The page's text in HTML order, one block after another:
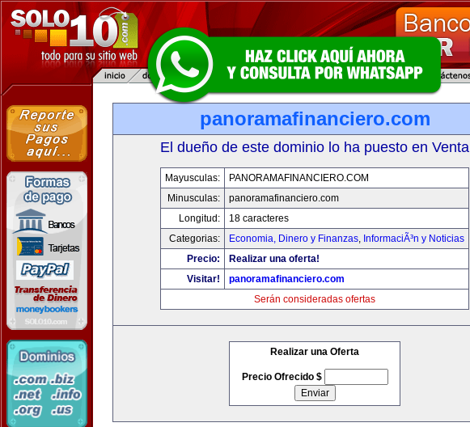
panoramafinanciero.com
El dueño de este dominio lo ha puesto en Venta
Mayusculas:
PANORAMAFINANCIERO.COM
Minusculas:
panoramafinanciero.com
Longitud:
18 caracteres
Categorias:
Economia, Dinero y Finanzas, InformaciÃ³n y Noticias
Precio:
Realizar una oferta!
Visitar!
panoramafinanciero.com
Serán consideradas ofertas
Realizar una Oferta
Precio Ofrecido $